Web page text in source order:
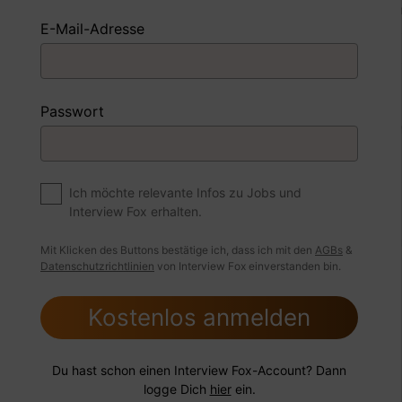
Sie sich für ein Fachgebiet entschieden und was gefällt
E-Mail-Adresse
Passwort
Ich möchte relevante Infos zu Jobs und
Interview Fox erhalten.
Mit Klicken des Buttons bestätige ich, dass ich mit den AGBs &
Datenschutzrichtlinien von Interview Fox einverstanden bin.
Kostenlos anmelden
Du hast schon einen Interview Fox-Account? Dann
logge Dich hierein.